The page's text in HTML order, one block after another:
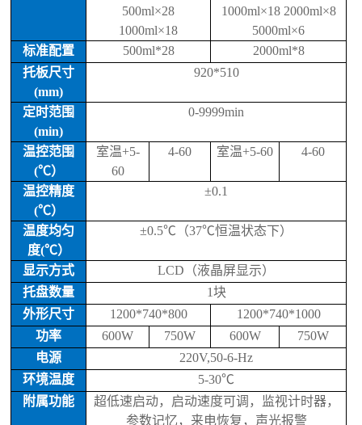
500ml×28
1000ml×18
1000ml×18 2000ml×8
5000ml×6
标准配置
500ml*28
2000ml*8
托板尺寸
(mm)
920*510
定时范围
(min)
0-9999min
温控范围
(℃）
室温+5-
60
4-60 室温+5-60 4-60
温控精度
(℃）
±0.1
温度均匀
度(℃）
±0.5℃（37℃恒温状态下）
显示方式 LCD （液晶屏显示）
托盘数量
1块
外形尺寸
1200*740*800
1200*740*1000
功率
600W 750W 600W
750W
电源
220V,50-6-Hz
环境温度
5-30℃
附属功能
超低速启动，启动速度可调，监视计时器，
参数记忆，来电恢复，声光报警